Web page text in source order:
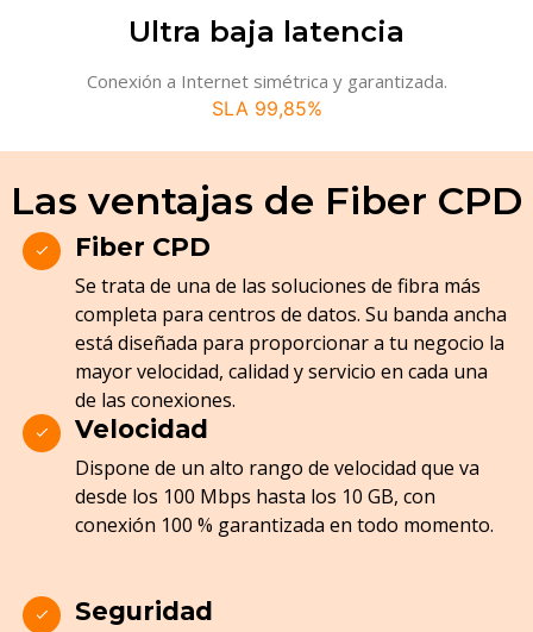
Ultra baja latencia
Conexión a Internet simétrica y garantizada.
SLA 99,85%
Las ventajas de Fiber CPD
Fiber CPD
Se trata de una de las soluciones de fibra más
completa para centros de datos. Su banda ancha
está diseñada para proporcionar a tu negocio la
mayor velocidad, calidad y servicio en cada una
de las conexiones.
Velocidad
Dispone de un alto rango de velocidad que va
desde los 100 Mbps hasta los 10 GB, con
conexión 100 % garantizada en todo momento.
Seguridad